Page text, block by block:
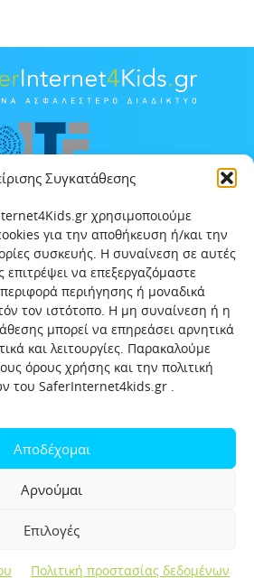
Συγκατάθεσης
χρησιμοποιούμε
για την αποθήκευση ή/και την
συσκευής. Η συναίνεση σε αυτές
επιτρέψει να επεξεργαζόμαστε
περιήγησης ή μοναδικά
τον ιστότοπο. Η μη συναίνεση ή η
μπορεί να επηρεάσει αρνητικά
και λειτουργίες. Παρακαλούμε
όρους χρήσης και την πολιτική
του SaferInternet4kids.gr .
Αποδέχομαι
Αρνούμαι
Επιλογές
Πολιτική προστασίας δεδομένων
και Εφήβων
Όροι χρήσης
Help-Line
αναφορών για παιδιά